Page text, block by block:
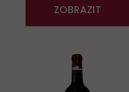
ZOBRAZIT